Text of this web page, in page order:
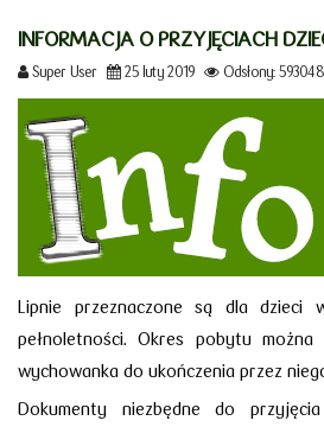
INFORMACJA O PRZYJĘCIACH
Super User 25 luty 2019 Odsłony: 593048
Lipnie przeznaczone są dla
pełnoletności. Okres pobytu można
wychowanka do ukończenia przez
Dokumenty niezbędne do